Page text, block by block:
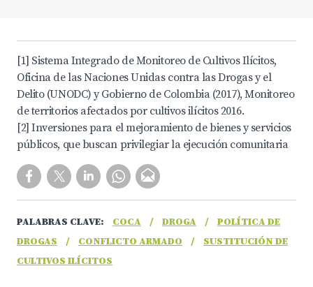
[1] Sistema Integrado de Monitoreo de Cultivos Ilícitos,
Oficina de las Naciones Unidas contra las Drogas y el
Delito (UNODC) y Gobierno de Colombia (2017), Monitoreo
de territorios afectados por cultivos ilícitos 2016.
[2] Inversiones para el mejoramiento de bienes y servicios
públicos, que buscan privilegiar la ejecución comunitaria
PALABRAS CLAVE: COCA / DROGA /
POLÍTICA DE
DROGAS
/ CONFLICTO ARMADO /
SUSTITUCIÓN DE
CULTIVOS ILÍCITOS